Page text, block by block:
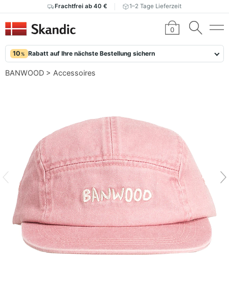
Frachtfrei ab 40 € 1–2 Tage Lieferzeit
0
10 % Rabatt auf Ihre nächste Bestellung sichern
BANWOOD > Accessoires